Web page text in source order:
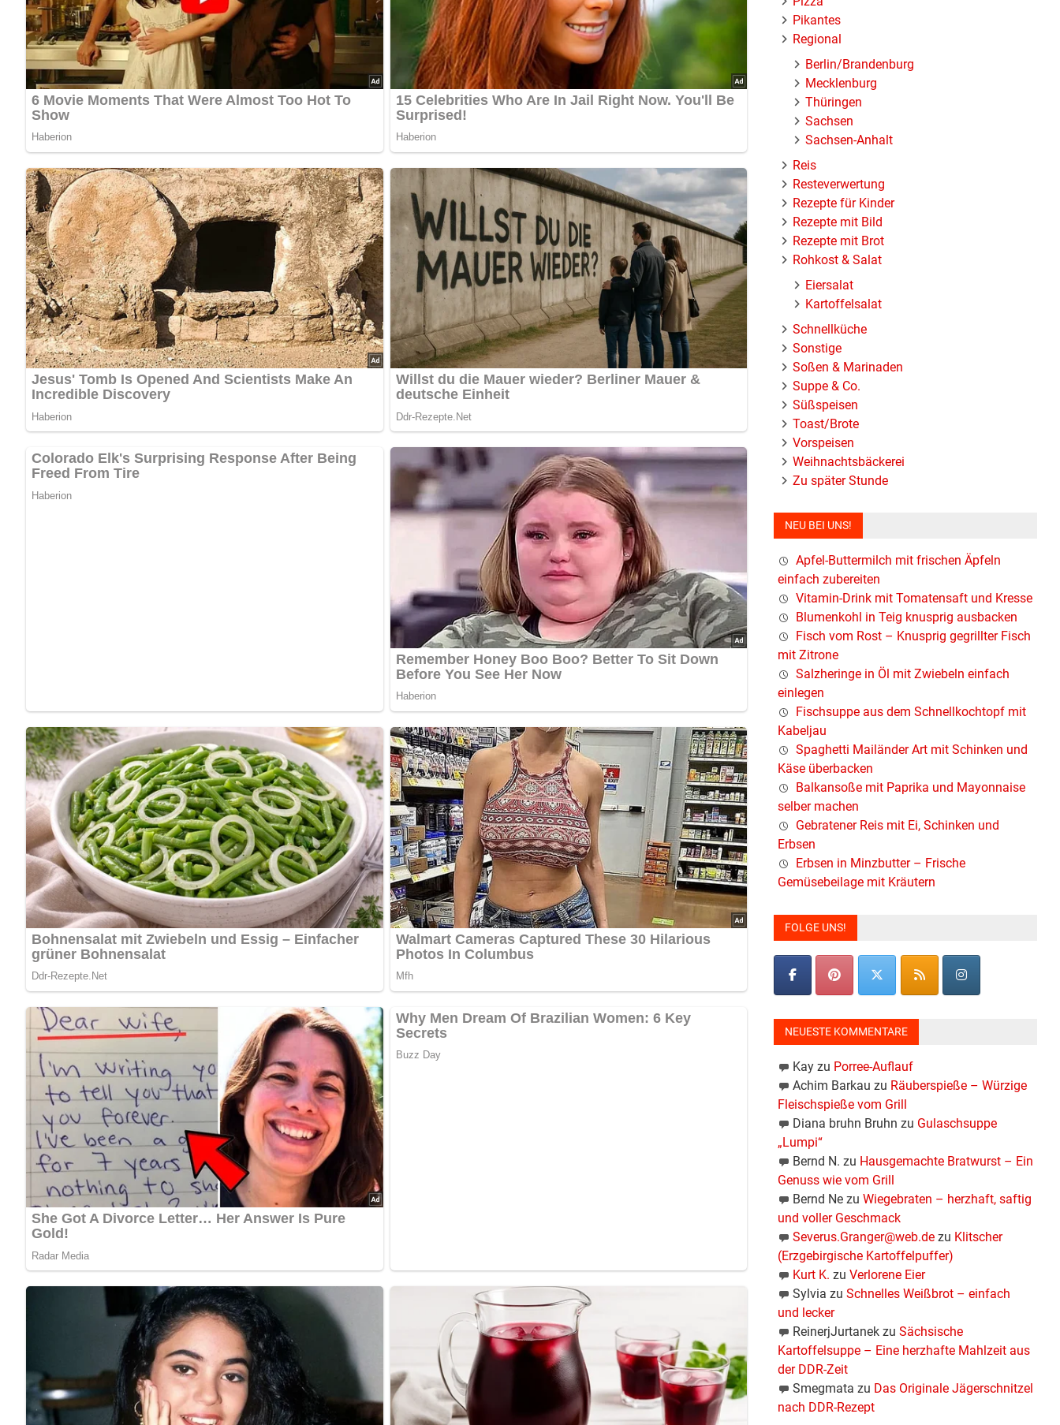
Zutaten für den Brotaufstrich vom Räucherfisch oder Bückling für 4
Personen
400 g Raucherfisch oder 2 große oder 4 mittlere Bücklinge
1 Zwiebel
Petersilie
Zitronensaft
Muskat
Salz
1 Prise Zucker
125 g Sahne oder 100 g Mayonnaise und 1 Eßlöffel Joghurt oder Sauermilch
Lob, Kritik, Fragen oder Anregungen zum Rezept? Dann hinterlasse doch bitte einen Kommentar am Ende dieser Seite! Vergiss
Zubereitung des Brotaufstrichs vom Räucherfisch oder Bückling
Räucherfisch von Haut und Gräten befreien, mit den gebratenen Zwiebelwürfeln und der grünen
Diese Masse mit schaumig gerührter Sahne oder Mayonnaise und Joghurt gut vermengen, mit Zitronensaft oder feingewiegter
Kennst du schon unser tolles DDR-Quiz? Was weißt du noch alles über die DDR?Teste dein Wissen jetzt!
Pin mich!
Pikantes
Regional
Berlin/Brandenburg
Mecklenburg
Thüringen
Sachsen
Sachsen-Anhalt
Reis
Resteverwertung
Rezepte für Kinder
Rezepte mit Bild
Rezepte mit Brot
Rohkost & Salat
Eiersalat
Kartoffelsalat
Schnellküche
Sonstige
Soßen & Marinaden
Suppe & Co.
Süßspeisen
Toast/Brote
Vorspeisen
Weihnachtsbäckerei
Zu später Stunde
NEU BEI UNS!
Apfel-Buttermilch mit frischen Äpfeln
einfach zubereiten
Vitamin-Drink mit Tomatensaft und Kresse
Blumenkohl in Teig knusprig ausbacken
Fisch vom Rost – Knusprig gegrillter Fisch
mit Zitrone
Salzheringe in Öl mit Zwiebeln einfach
einlegen
Fischsuppe aus dem Schnellkochtopf mit
Kabeljau
Spaghetti Mailänder Art mit Schinken und
Käse überbacken
Balkansoße mit Paprika und Mayonnaise
selber machen
Gebratener Reis mit Ei, Schinken und
Erbsen
Erbsen in Minzbutter – Frische
Gemüsebeilage mit Kräutern
FOLGE UNS!
NEUESTE KOMMENTARE
Kayzu Porree-Auflauf
Achim Barkau zu Räuberspieße – Würzige
Fleischspieße vom Grill
Diana bruhn Bruhn zu Gulaschsuppe
„Lumpi“
Bernd N. zu Hausgemachte Bratwurst – Ein
Genuss wie vom Grill
Bernd Nezu Wiegebraten – herzhaft, saftig
und voller Geschmack
Severus.Granger@web.dezu Klitscher
(Erzgebirgische Kartoffelpuffer)
Kurt K. zu Verlorene Eier
Sylvia zu Schnelles Weißbrot – einfach
und lecker
ReinerjJurtanekzu Sächsische
Kartoffelsuppe – Eine herzhafte Mahlzeit aus
der DDR-Zeit
Smegmata zu Das Originale Jägerschnitzel
nach DDR-Rezept